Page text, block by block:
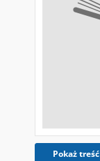
Pokaż treść